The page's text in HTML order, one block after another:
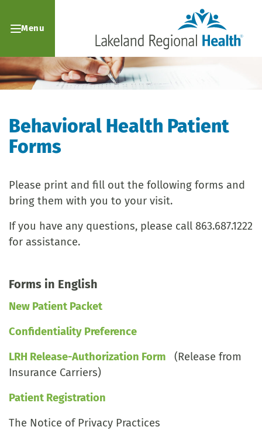
Menu
Behavioral Health Patient
Forms
Please print and fill out the following forms and
bring them with you to your visit.
If you have any questions, please call 863.687.1222
for assistance.
Forms in English
New Patient Packet
Confidentiality Preference
LRH Release-Authorization Form
(Release from
Insurance Carriers)
Patient Registration
The Notice of Privacy Practices